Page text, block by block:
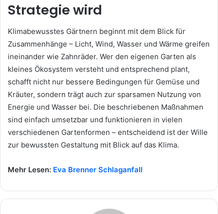
Strategie wird
Klimabewusstes Gärtnern beginnt mit dem Blick für
Zusammenhänge – Licht, Wind, Wasser und Wärme greifen
ineinander wie Zahnräder. Wer den eigenen Garten als
kleines Ökosystem versteht und entsprechend plant,
schafft nicht nur bessere Bedingungen für Gemüse und
Kräuter, sondern trägt auch zur sparsamen Nutzung von
Energie und Wasser bei. Die beschriebenen Maßnahmen
sind einfach umsetzbar und funktionieren in vielen
verschiedenen Gartenformen – entscheidend ist der Wille
zur bewussten Gestaltung mit Blick auf das Klima.
Mehr Lesen: Eva Brenner Schlaganfall